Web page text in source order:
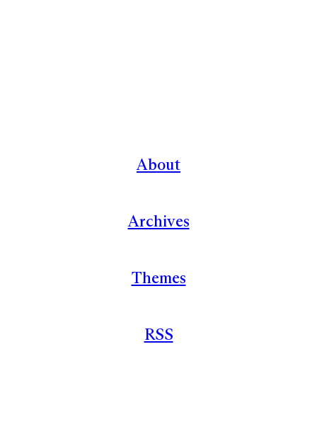
About
Archives
Themes
RSS